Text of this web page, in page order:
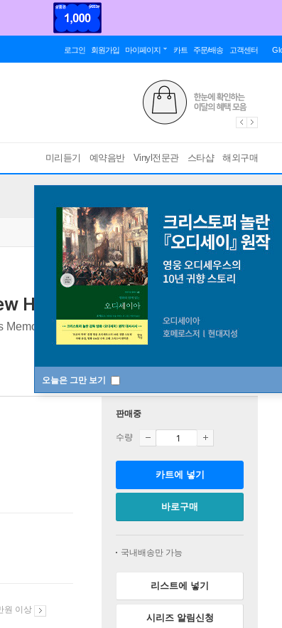
로그인 회원가입 마이페이지 카트 주문/배송 고객센터
미리듣기 예약음반 Vinyl전문관 스타샵 해외구매
오늘은 그만 보기
Haven, CT, 1986 [크리스탈 클
Memorial Coliseum 실황
원 이상
판매중
수량
카트에 넣기
바로구매
국내배송만 가능
리스트에 넣기
시리즈 알림신청